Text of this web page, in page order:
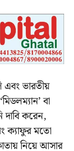
এবং ভারতীয়
বা
দাবি করেন,
ক্যাফুর মতো
নিয়ে আসার